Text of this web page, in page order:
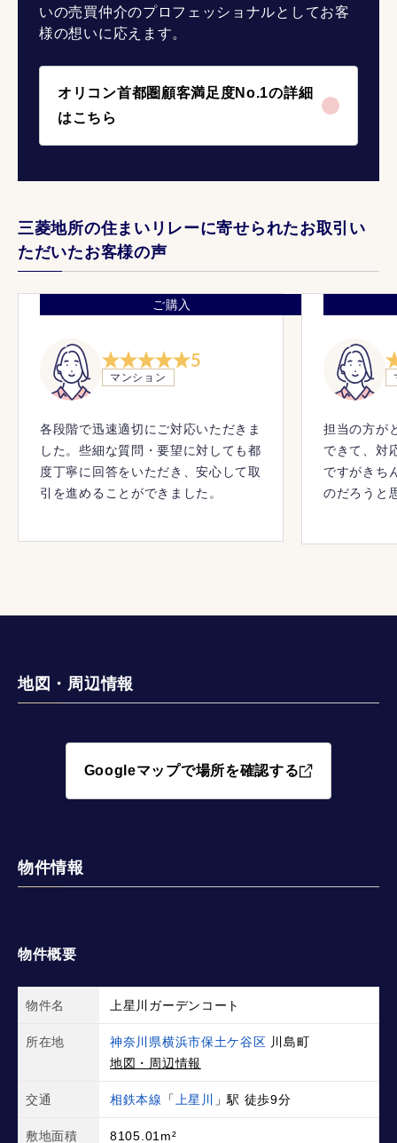
いの売買仲介のプロフェッショナルとしてお客
様の想いに応えます。
オリコン首都圏顧客満足度No.1の詳細
はこちら
三菱地所の住まいリレーに寄せられたお取引い
ただいたお客様の声
ご購入
5
マンション
各段階で迅速適切にご対応いただきま
した。些細な質問・要望に対しても都
度丁寧に回答をいただき、安心して取
引を進めることができました。
担当の方が
できて、対
ですがきち
のだろうと
地図・周辺情報
Googleマップで場所を確認する
物件情報
物件概要
物件名 上星川ガーデンコート
所在地 神奈川県横浜市保土ケ谷区 川島町
地図・周辺情報
交通 相鉄本線 「上星川 」駅 徒歩9分
敷地面積 8105.01m²